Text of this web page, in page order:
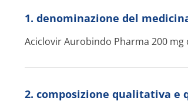
1. denominazione del
Aciclovir Aurobindo Pharma 200 mg
2. composizione qualitativa e